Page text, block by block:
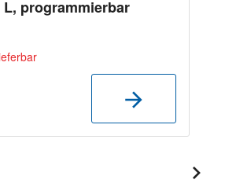
L, programmierbar